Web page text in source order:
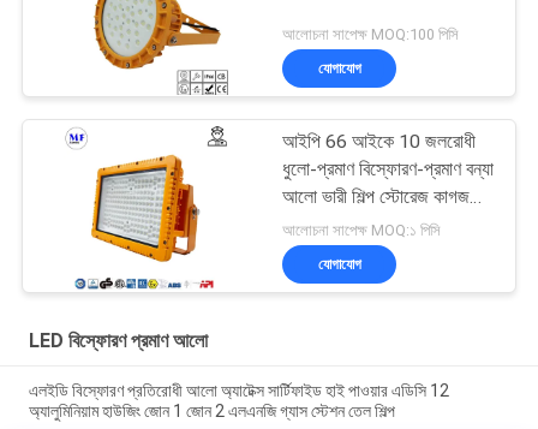
আলোচনা সাপেক্ষ MOQ:100 পিসি
যোগাযোগ
আইপি 66 আইকে 10 জলরোধী
ধুলো-প্রমাণ বিস্ফোরণ-প্রমাণ বন্যা
আলো ভারী শিল্প স্টোরেজ কাগজ
মিল জন্য
আলোচনা সাপেক্ষ MOQ:১ পিসি
যোগাযোগ
LED বিস্ফোরণ প্রমাণ আলো
এলইডি বিস্ফোরণ প্রতিরোধী আলো অ্যাটেক্স সার্টিফাইড হাই পাওয়ার এডিসি 12
অ্যালুমিনিয়াম হাউজিং জোন 1 জোন 2 এলএনজি গ্যাস স্টেশন তেল শিল্প